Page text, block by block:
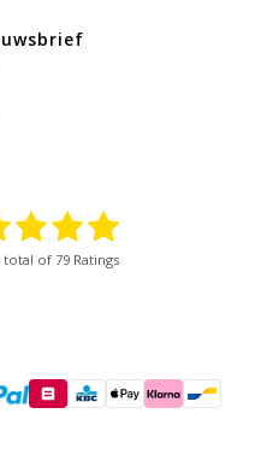
total of 79 Ratings